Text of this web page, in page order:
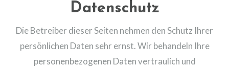
Datenschutz
Die Betreiber dieser Seiten nehmen den Schutz Ihrer
persönlichen Daten sehr ernst. Wir behandeln Ihre
personenbezogenen Daten vertraulich und